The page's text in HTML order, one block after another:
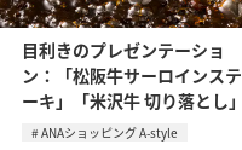
目利きのプレゼンテーショ
ン：「松阪牛サーロインステ
ーキ」「米沢牛 切り落とし」
ANAショッピング A-style